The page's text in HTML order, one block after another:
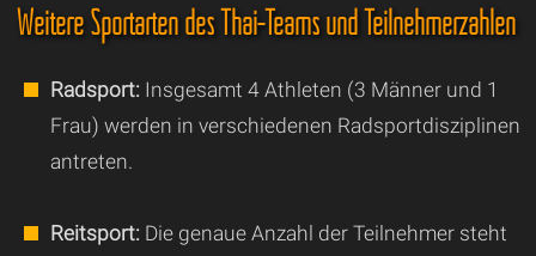
Weitere Sportarten des Thai-Teams und Teilnehmerzahlen
Radsport: Insgesamt 4 Athleten (3 Männer und 1
Frau) werden in verschiedenen Radsportdisziplinen
antreten.
Reitsport: Die genaue Anzahl der Teilnehmer steht